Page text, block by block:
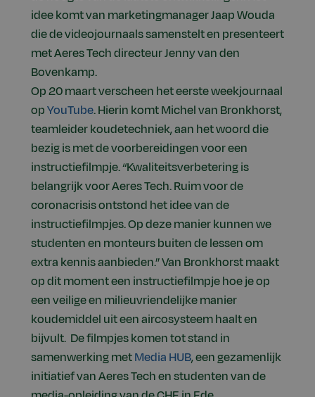
idee komt van marketingmanager Jaap Wouda
die de videojournaals samenstelt en presenteert
met Aeres Tech directeur Jenny van den
Bovenkamp.
Op 20 maart verscheen het eerste weekjournaal
opYouTube. Hierin komt Michel van Bronkhorst,
teamleider koudetechniek, aan het woord die
bezig is met de voorbereidingen voor een
instructiefilmpje. “Kwaliteitsverbetering is
belangrijk voor Aeres Tech. Ruim voor de
coronacrisis ontstond het idee van de
instructiefilmpjes. Op deze manier kunnen we
studenten en monteurs buiten de lessen om
extra kennis aanbieden.” Van Bronkhorst maakt
op dit moment een instructiefilmpje hoe je op
een veilige en milieuvriendelijke manier
koudemiddel uit een aircosysteem haalt en
bijvult. De filmpjes komen tot stand in
samenwerking metMedia HUB, een gezamenlijk
initiatief van Aeres Tech en studenten van de